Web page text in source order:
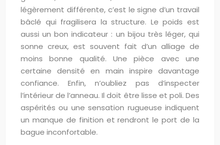
légèrement différente, c’est le signe d’un travail
bâclé qui fragilisera la structure. Le poids est
aussi un bon indicateur : un bijou très léger, qui
sonne creux, est souvent fait d’un alliage de
moins bonne qualité. Une pièce avec une
certaine densité en main inspire davantage
confiance. Enfin, n’oubliez pas d’inspecter
l’intérieur de l’anneau. Il doit être lisse et poli. Des
aspérités ou une sensation rugueuse indiquent
un manque de finition et rendront le port de la
bague inconfortable.